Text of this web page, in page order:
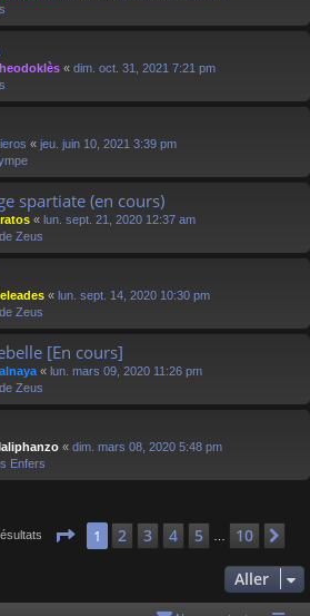
« dim. oct. 31, 2021 7:21 pm
« jeu. juin 10, 2021 3:39 pm
spartiate (en cours)
« lun. sept. 21, 2020 12:37 am
Zeus
« lun. sept. 14, 2020 10:30 pm
Zeus
[En cours]
« lun. mars 09, 2020 11:26 pm
Zeus
« dim. mars 08, 2020 5:48 pm
Enfers
Page 1sur 10
1 2 3 4 5 10
Aller